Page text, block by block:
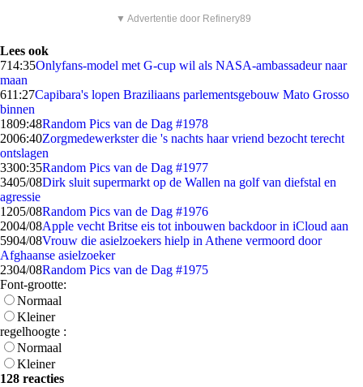
▼ Advertentie door Refinery89
Lees ook
714:35Onlyfans-model met G-cup wil als NASA-ambassadeur naar
maan
611:27Capibara's lopen Braziliaans parlementsgebouw Mato Grosso
binnen
1809:48Random Pics van de Dag #1978
2006:40Zorgmedewerkster die 's nachts haar vriend bezocht terecht
ontslagen
3300:35Random Pics van de Dag #1977
3405/08Dirk sluit supermarkt op de Wallen na golf van diefstal en
agressie
1205/08Random Pics van de Dag #1976
2004/08Apple vecht Britse eis tot inbouwen backdoor in iCloud aan
5904/08Vrouw die asielzoekers hielp in Athene vermoord door
Afghaanse asielzoeker
2304/08Random Pics van de Dag #1975
Font-grootte:
Normaal
Kleiner
regelhoogte :
Normaal
Kleiner
128 reacties